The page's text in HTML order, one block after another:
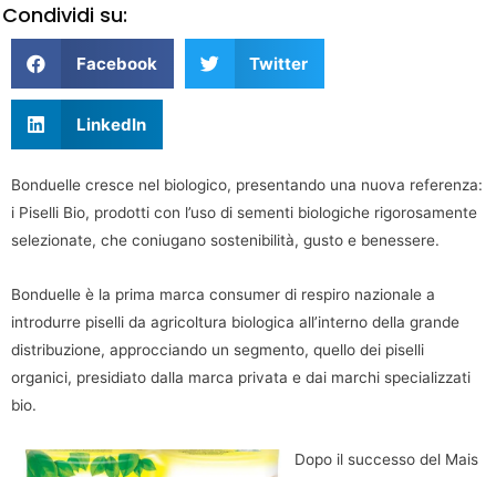
Condividi su:
Facebook Twitter
LinkedIn
Bonduelle cresce nel biologico, presentando una nuova referenza:
i Piselli Bio, prodotti con l’uso di sementi biologiche rigorosamente
selezionate, che coniugano sostenibilità, gusto e benessere.
Bonduelle è la prima marca consumer di respiro nazionale a
introdurre piselli da agricoltura biologica all’interno della grande
distribuzione, approcciando un segmento, quello dei piselli
organici, presidiato dalla marca privata e dai marchi specializzati
bio.
Dopo il successo del Mais